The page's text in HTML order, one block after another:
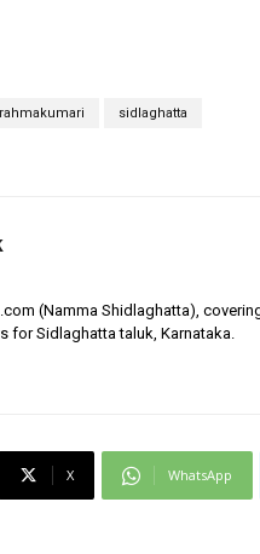
sidlaghatta
(Namma Shidlaghatta),
for Sidlaghatta taluk, Karnataka.
X WhatsApp